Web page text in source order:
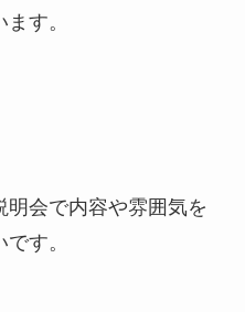
す。
明会で内容や雰囲気を
す。